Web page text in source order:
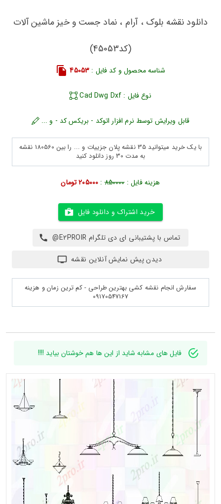
دانلود نقشه بلوک ، آرام ، نماد جست و خیز ماشین آلات
(کد45053)
شناسه محصول و کد فایل : 45053
نوع فایل : Cad Dwg Dxf
قابل ویرایش توسط نرم افزار اتوکد - بریکس کد - و ...
با یک خرید میتوانید 35 نقشه پلان جزییات و ... را بین 180560 نقشه
به مدت 30 روز دانلود کنید
هزینه فایل :850000
: 205000 تومان
خرید اشتراک و دانلود فایل
تماس با پشتیبانی ای دی تلگرام E2PROIR@
دیدن پیش نمایش آنلاین نقشه
سفارش انجام نقشه کشی بهترین طراحی - کم ترین زمان و هزینه
09170547167
فایل های مشابه شاید از این ها هم خوشتان بیاید !!!!